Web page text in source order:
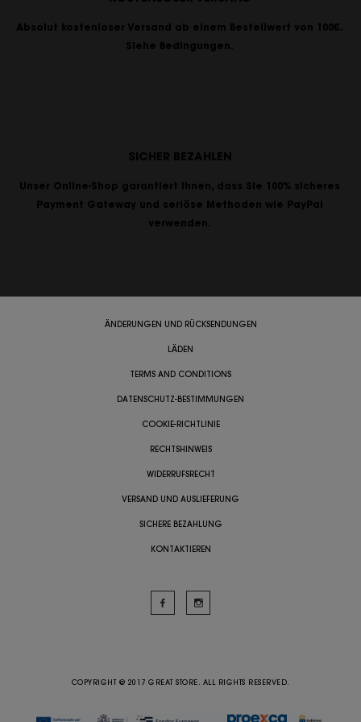
Absolut kostenloser Versand ab einem Bestellwert von 100€.
Siehe Bedingungen.
SICHER BEZAHLEN
Unser Online-Shop garantiert Ihnen, dass Sie 100% sicheres
Payment Gateway und seriöse Methoden wie PayPal
verwenden.
ÄNDERUNGEN UND RÜCKSENDUNGEN
LÄDEN
TERMS AND CONDITIONS
DATENSCHUTZ-BESTIMMUNGEN
COOKIE-RICHTLINIE
RECHTSHINWEIS
WIDERRUFSRECHT
VERSAND UND AUSLIEFERUNG
SICHERE BEZAHLUNG
KONTAKTIEREN
COPYRIGHT @ 2017 GREAT STORE. ALL RIGHTS RESERVED.